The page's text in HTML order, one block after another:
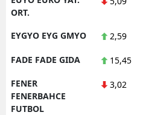
ORT.
EYGYO EYG GMYO 2,59
FADE FADE GIDA 15,45
FENER
FENERBAHCE
FUTBOL
3,02